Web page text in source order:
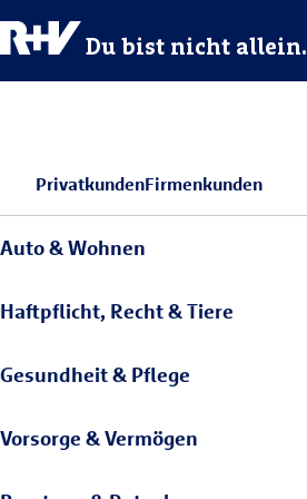
Du bist nicht allein.
PrivatkundenFirmenkunden
Auto & Wohnen
Haftpflicht, Recht & Tiere
Gesundheit & Pflege
Vorsorge & Vermögen